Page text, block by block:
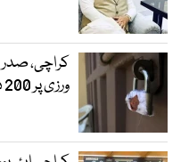
کراچی،
ورزی پر 200 دکانیں سیل